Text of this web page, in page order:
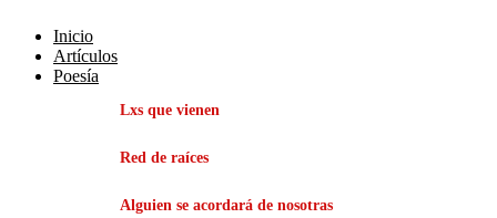
Inicio
Artículos
Poesía
Lxs que vienen
Red de raíces
Alguien se acordará de nosotras